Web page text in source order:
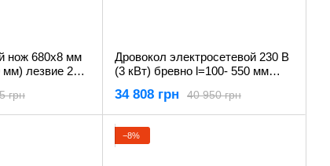
нож 680х8 мм
мм) лезвие 270
грн
Дровокол электросетевой 230 В
(3 кВт) бревно l=100- 550 мм
Yato YT-7995540 950 грн
34 808 грн
−8%